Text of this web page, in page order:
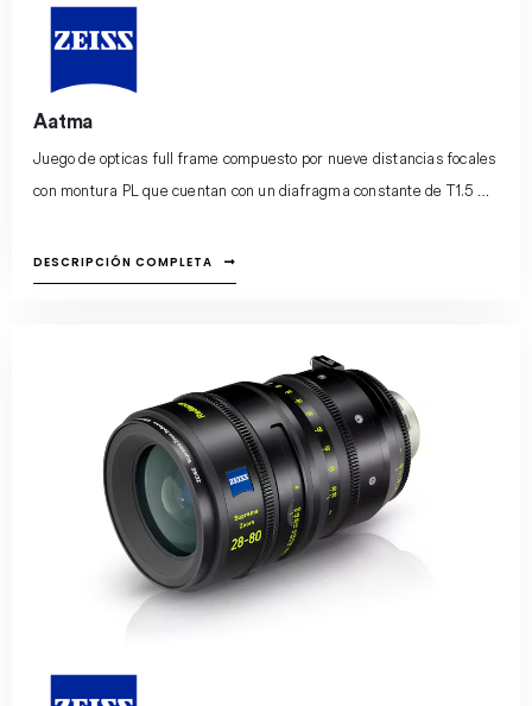
Aatma
Juego de opticas full frame compuesto por nueve distancias focales
con montura PL que cuentan con un diafragma constante de T1.5 –
tiempo que proporciona la precisión técnica necesaria para la
cinematografía contemporánea.
DESCRIPCIÓN COMPLETA